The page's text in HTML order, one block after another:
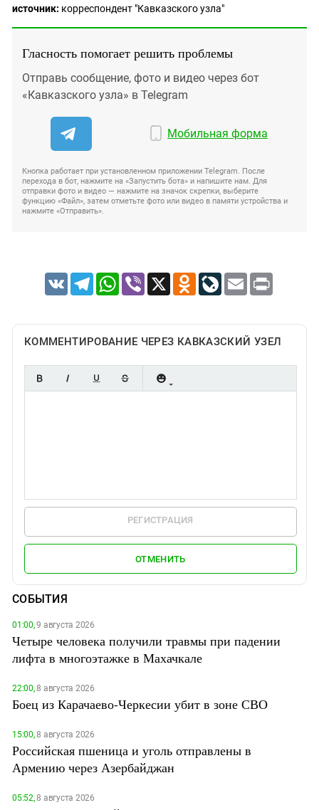
источник: корреспондент "Кавказского узла"
Гласность помогает решить проблемы
Отправь сообщение, фото и видео через бот
«Кавказского узла» в Telegram
Мобильная форма
Кнопка работает при установленном приложении Telegram. После
перехода в бот, нажмите на «Запустить бота» и напишите нам. Для
отправки фото и видео — нажмите на значок скрепки, выберите
функцию «Файл», затем отметьте фото или видео в памяти устройства и
нажмите «Отправить».
VK TelegramWhatsApp
Viber X Odnoklassniki
LiveJournal
Email Print
КОММЕНТИРОВАНИЕ ЧЕРЕЗ КАВКАЗСКИЙ УЗЕЛ
РЕГИСТРАЦИЯ
ОТМЕНИТЬ
СОБЫТИЯ
01:00,9 августа 2026
Четыре человека получили травмы при падении
лифта в многоэтажке в Махачкале
22:00,8 августа 2026
Боец из Карачаево-Черкесии убит в зоне СВО
15:00,8 августа 2026
Российская пшеница и уголь отправлены в
Армению через Азербайджан
05:52,8 августа 2026